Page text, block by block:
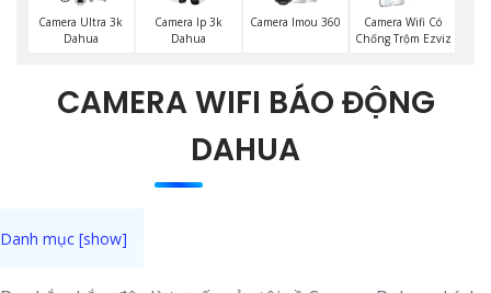
Camera Ultra 3k
Dahua
Camera Ip 3k
Dahua
Camera Imou 360
Camera Wifi Có
Chống Trộm Ezviz
CAMERA WIFI BÁO ĐỘNG
DAHUA